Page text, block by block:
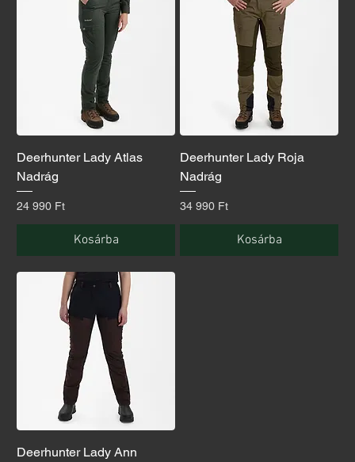
Deerhunter Lady Atlas
Nadrág
Ár
24 990 Ft
Kosárba
Deerhunter Lady Roja
Nadrág
Ár
34 990 Ft
Kosárba
Deerhunter Lady Ann